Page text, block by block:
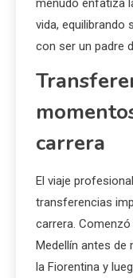
menudo enfatiza
vida,
con ser un padre
carrera
El viaje
transferencias
carrera.
Medellín antes de
la Fiorentina y